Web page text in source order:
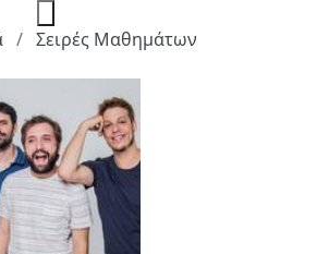
Σειρές Μαθημάτων